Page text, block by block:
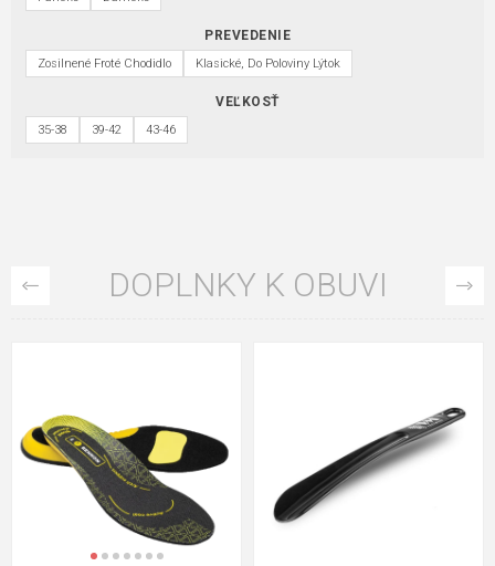
PREVEDENIE
Zosilnené Froté Chodidlo Klasické, Do Poloviny Lýtok
VEĽKOSŤ
35-38 39-42 43-46
DOPLNKY K OBUVI